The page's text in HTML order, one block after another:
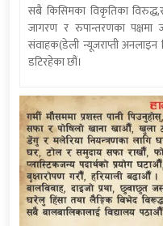
सबै किसिमका विकृतिका
जागरण र रुपान्तरणका
संवाहक(डेली न्यूजराप्ती अनलाइन
डटिरहेका छौं।